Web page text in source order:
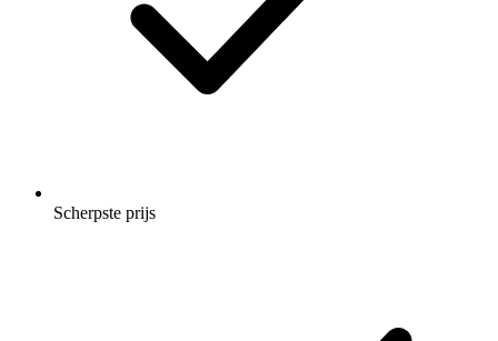
Scherpste prijs